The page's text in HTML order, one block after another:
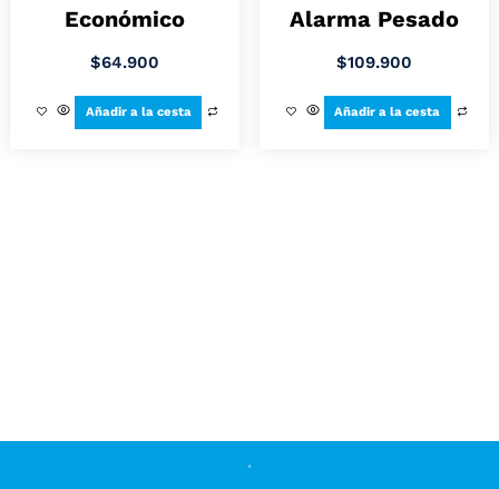
Económico
$64.900
Añadir a la cesta
Alarma Pesado
$109.900
Añadir a la cesta